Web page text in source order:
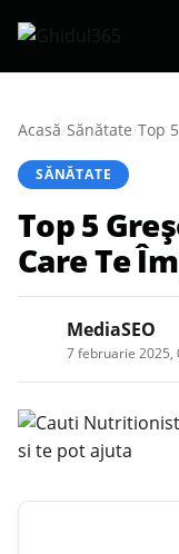
Acasă/Sănătate/
SĂNĂTATE
Top 5
Care Te
MediaSEO
7 februarie 2025,